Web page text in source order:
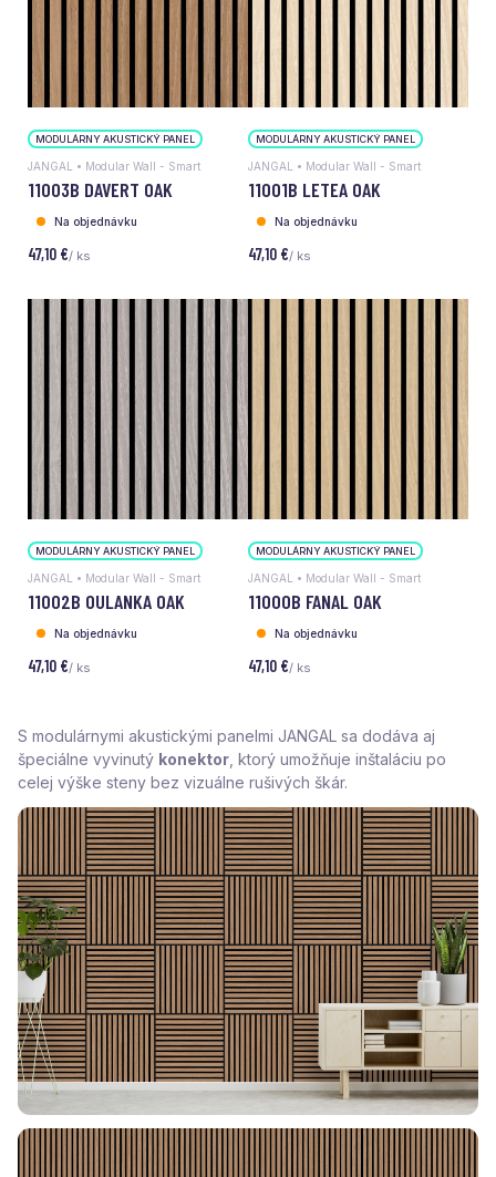
MODULÁRNY AKUSTICKÝ PANEL
JANGAL • Modular Wall - Smart
11003B DAVERT OAK
Na objednávku
47,10 €/ ks
MODULÁRNY AKUSTICKÝ PANEL
JANGAL • Modular Wall - Smart
11001B LETEA OAK
Na objednávku
47,10 €/ ks
MODULÁRNY AKUSTICKÝ PANEL
JANGAL • Modular Wall - Smart
11002B OULANKA OAK
Na objednávku
47,10 €/ ks
MODULÁRNY AKUSTICKÝ PANEL
JANGAL • Modular Wall - Smart
11000B FANAL OAK
Na objednávku
47,10 €/ ks
S modulárnymi akustickými panelmi JANGAL sa dodáva aj
špeciálne vyvinutý konektor , ktorý umožňuje inštaláciu po
celej výške steny bez vizuálne rušivých škár.